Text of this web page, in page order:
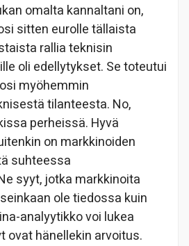
omalta kannaltani on,
sitten eurolle tällaista
rallia teknisin
oli edellytykset. Se toteutui
myöhemmin
tilanteesta. No,
perheissä. Hyvä
on markkinoiden
suhteessa
syyt, jotka markkinoita
ole tiedossa kuin
analyytikko voi lukea
ovat hänellekin arvoitus.